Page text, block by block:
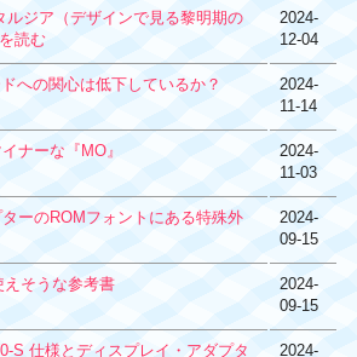
ルジア（デザインで見る黎明期の
読む
2024-
12-04
への関心は低下しているか？
2024-
11-14
ナーな『MO』
2024-
11-03
ーのROMフォントにある特殊外
2024-
09-15
えそうな参考書
2024-
09-15
S 仕様とディスプレイ・アダプタ 2024-